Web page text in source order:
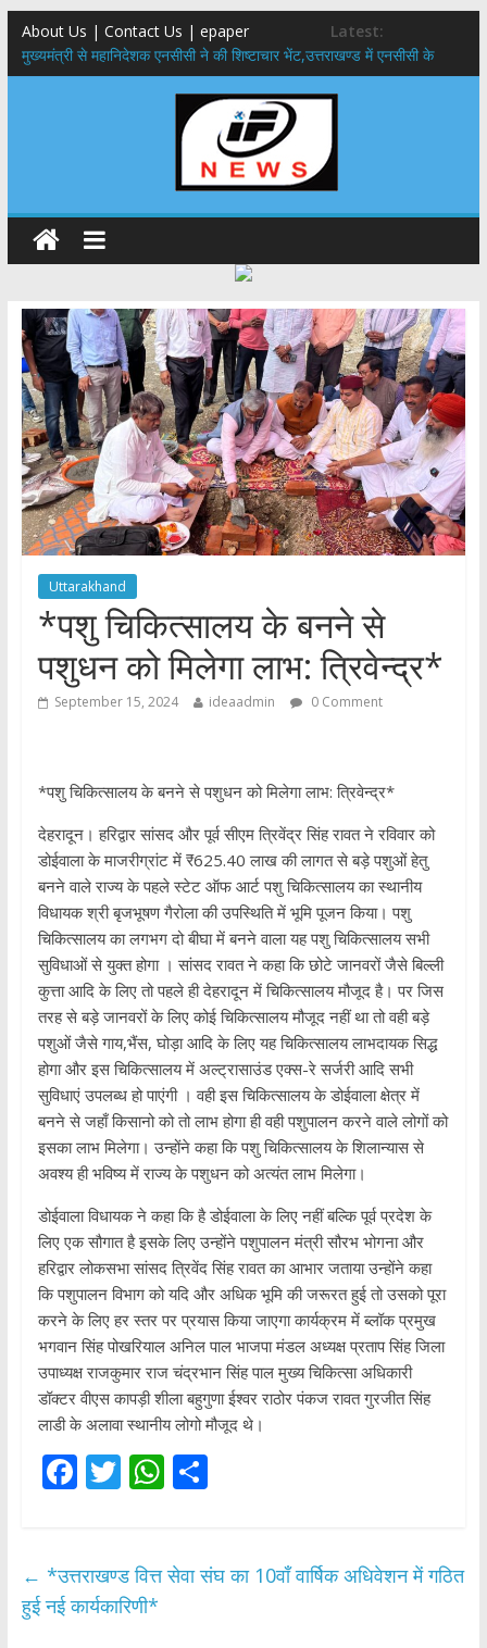
About Us | Contact Us | epaper
Latest:
मुख्यमंत्री से महानिदेशक एनसीसी ने की शिष्टाचार भेंट,उत्तराखण्ड में एनसीसी के
विस्तार एवं आधुनिक आधारभूत संरचना के विकास पर हुई महत्वपूर्ण चर्चा
​धामी कैबिनेट का बड़ा फैसला: पशुपालकों को 60% तक सब्सिडी, गंगा एक्सप्रेसवे का
​हरिद्वार से वीरभद्र (ऋषिकेश) तक निकली BJYM की भव्य कांवड़ यात्रा; तेजस्वी
सूर्या ने की देश व प्रदेशवासियों के कल्याण की कामना
24×7 अलर्ट मोड में रहें अधिकारी-मुख्य सचिव मानसून-एसईओसी से मुख्य सचिव ने
की विस्तृत समीक्षा कहा-बंद सड़कों को शीघ्र खोला जाए, लोगों को न हो दिक्कत
459 करोड़ से एचएनबी गढ़वाल विश्वविद्यालय में अनुसंधान संरचना होगी सुदृढ,उच्च
शिक्षा मंत्री धन सिंह रावत ने नवनियुक्त केन्द्रीय शिक्षा मंत्री से की मुलाकात
Uttarakhand
*पशु चिकित्सालय के बनने से
पशुधन को मिलेगा लाभ: त्रिवेन्द्र*
September 15, 2024 ideaadmin 0 Comment
*पशु चिकित्सालय के बनने से पशुधन को मिलेगा लाभ: त्रिवेन्द्र*
देहरादून। हरिद्वार सांसद और पूर्व सीएम त्रिवेंद्र सिंह रावत ने रविवार को
डोईवाला के माजरीग्रांट में ₹625.40 लाख की लागत से बड़े पशुओं हेतु
बनने वाले राज्य के पहले स्टेट ऑफ आर्ट पशु चिकित्सालय का स्थानीय
विधायक श्री बृजभूषण गैरोला की उपस्थिति में भूमि पूजन किया। पशु
चिकित्सालय का लगभग दो बीघा में बनने वाला यह पशु चिकित्सालय सभी
सुविधाओं से युक्त होगा । सांसद रावत ने कहा कि छोटे जानवरों जैसे बिल्ली
कुत्ता आदि के लिए तो पहले ही देहरादून में चिकित्सालय मौजूद है। पर जिस
तरह से बड़े जानवरों के लिए कोई चिकित्सालय मौजूद नहीं था तो वही बड़े
पशुओं जैसे गाय,भैंस, घोड़ा आदि के लिए यह चिकित्सालय लाभदायक सिद्ध
होगा और इस चिकित्सालय में अल्ट्रासाउंड एक्स-रे सर्जरी आदि सभी
सुविधाएं उपलब्ध हो पाएंगी । वही इस चिकित्सालय के डोईवाला क्षेत्र में
बनने से जहाँ किसानो को तो लाभ होगा ही वही पशुपालन करने वाले लोगों को
इसका लाभ मिलेगा। उन्होंने कहा कि पशु चिकित्सालय के शिलान्यास से
अवश्य ही भविष्य में राज्य के पशुधन को अत्यंत लाभ मिलेगा।
डोईवाला विधायक ने कहा कि है डोईवाला के लिए नहीं बल्कि पूर्व प्रदेश के
लिए एक सौगात है इसके लिए उन्होंने पशुपालन मंत्री सौरभ भोगना और
हरिद्वार लोकसभा सांसद त्रिवेंद सिंह रावत का आभार जताया उन्होंने कहा
कि पशुपालन विभाग को यदि और अधिक भूमि की जरूरत हुई तो उसको पूरा
करने के लिए हर स्तर पर प्रयास किया जाएगा कार्यक्रम में ब्लॉक प्रमुख
भगवान सिंह पोखरियाल अनिल पाल भाजपा मंडल अध्यक्ष प्रताप सिंह जिला
उपाध्यक्ष राजकुमार राज चंद्रभान सिंह पाल मुख्य चिकित्सा अधिकारी
डॉक्टर वीएस कापड़ी शीला बहुगुणा ईश्वर राठोर पंकज रावत गुरजीत सिंह
लाडी के अलावा स्थानीय लोगो मौजूद थे।
F
b
o
T
er
W
s
S
e
← *उत्तराखण्ड वित्त सेवा संघ का 10वाँ वार्षिक अधिवेशन में गठित
हुई नई कार्यकारिणी*